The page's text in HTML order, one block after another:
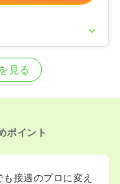
見る
ポイント
接遇のプロに変え